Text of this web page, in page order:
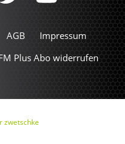
AGB
Impressum
Plus Abo widerrufen
zwetschke